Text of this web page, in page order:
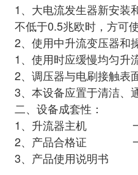
1、大电流发生器新安装
不低于0.5兆欧时，方可使
2、使用中升流变压器和
1、使用时应缓慢均匀升
2、调压器与电刷接触表
3、本设备应置于清洁、
二、设备成套性：
1、升流器主机
2、产品合格证
3、产品使用说明书